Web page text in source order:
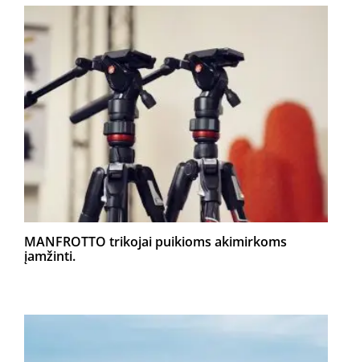
MANFROTTO trikojai puikioms akimirkoms
įamžinti.